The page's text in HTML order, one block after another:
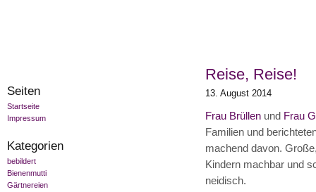
Seiten
Startseite
Impressum
Kategorien
bebildert
Bienenmutti
Gärtnereien
Reise, Reise!
13. August 2014
Frau Brüllenund Frau
Familien und
machend davon.
Kindern machbar und
neidisch.